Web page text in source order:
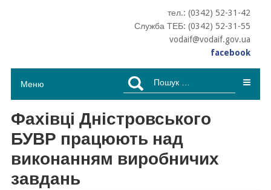
тел.: (0342) 52-31-42
Служба ТЕБ: (0342) 52-31-55
vodaif@vodaif.gov.ua
facebook
Меню
Пошук:
Фахівці Дністровського
БУВР працюють над
виконанням виробничих
завдань